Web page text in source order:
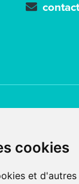
cookies
et
par l’agence